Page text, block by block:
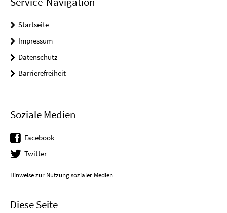
Startseite
Impressum
Datenschutz
Barrierefreiheit
Soziale Medien
Facebook
Twitter
Hinweise zur Nutzung sozialer Medien
Diese Seite